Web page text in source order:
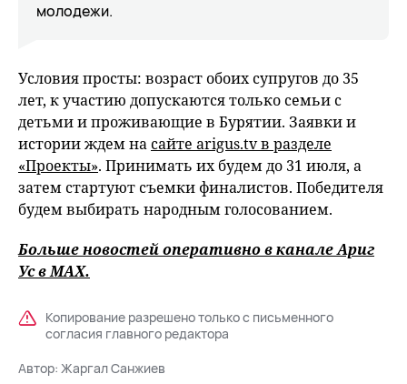
молодежи.
Условия просты: возраст обоих супругов до 35
лет, к участию допускаются только семьи с
детьми и проживающие в Бурятии. Заявки и
истории ждем насайте arigus.tv в разделе
«Проекты». Принимать их будем до 31 июля, а
затем стартуют съемки финалистов. Победителя
будем выбирать народным голосованием.
Больше новостей оперативно в канале Ариг
Ус вMAХ.
Копирование разрешено только с письменного
согласия главного редактора
Автор: Жаргал Санжиев